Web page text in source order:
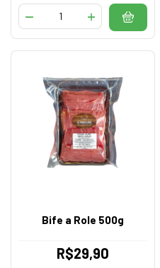
Bife a Role 500g
R$29,90